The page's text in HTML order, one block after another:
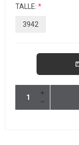
TALLE: *
3942